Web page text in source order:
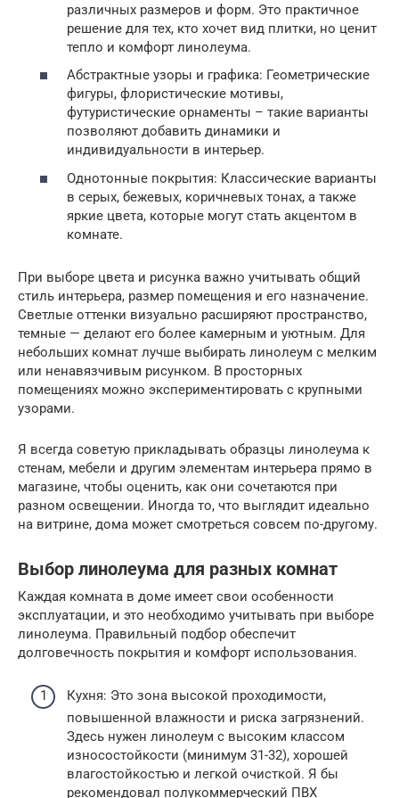
различных размеров и форм. Это практичное
решение для тех, кто хочет вид плитки, но ценит
тепло и комфорт линолеума.
Абстрактные узоры и графика: Геометрические
фигуры, флористические мотивы,
футуристические орнаменты – такие варианты
позволяют добавить динамики и
индивидуальности в интерьер.
Однотонные покрытия: Классические варианты
в серых, бежевых, коричневых тонах, а также
яркие цвета, которые могут стать акцентом в
комнате.
При выборе цвета и рисунка важно учитывать общий
стиль интерьера, размер помещения и его назначение.
Светлые оттенки визуально расширяют пространство,
темные — делают его более камерным и уютным. Для
небольших комнат лучше выбирать линолеум с мелким
или ненавязчивым рисунком. В просторных
помещениях можно экспериментировать с крупными
узорами.
Я всегда советую прикладывать образцы линолеума к
стенам, мебели и другим элементам интерьера прямо в
магазине, чтобы оценить, как они сочетаются при
разном освещении. Иногда то, что выглядит идеально
на витрине, дома может смотреться совсем по-другому.
Выбор линолеума для разных комнат
Каждая комната в доме имеет свои особенности
эксплуатации, и это необходимо учитывать при выборе
линолеума. Правильный подбор обеспечит
долговечность покрытия и комфорт использования.
Кухня: Это зона высокой проходимости,
повышенной влажности и риска загрязнений.
Здесь нужен линолеум с высоким классом
износостойкости (минимум 31-32), хорошей
влагостойкостью и легкой очисткой. Я бы
рекомендовал полукоммерческий ПВХ